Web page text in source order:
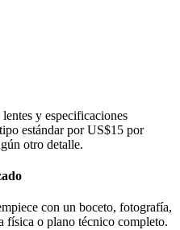
y especificaciones
estándar por US$15 por
otro detalle.
con un boceto, fotografía,
física o plano técnico completo.